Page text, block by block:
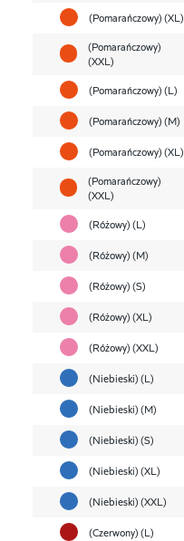
(Pomarańczowy) (XL)
(Pomarańczowy)
(XXL)
(Pomarańczowy) (L)
(Pomarańczowy) (M)
(Pomarańczowy) (XL)
(Pomarańczowy)
(XXL)
(Różowy) (L)
(Różowy) (M)
(Różowy) (S)
(Różowy) (XL)
(Różowy) (XXL)
(Niebieski) (L)
(Niebieski) (M)
(Niebieski) (S)
(Niebieski) (XL)
(Niebieski) (XXL)
(Czerwony) (L)